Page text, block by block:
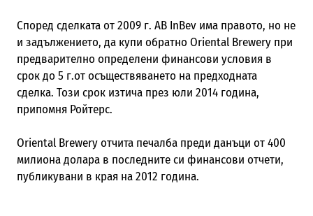
Според сделката от 2009 г. AB InBev има правото, но не
и задължението, да купи обратно Oriental Brewery при
предварително определени финансови условия в
срок до 5 г.от осъществяването на предходната
сделка. Този срок изтича през юли 2014 година,
припомня Ройтерс.
Oriental Brewery отчита печалба преди данъци от 400
милиона долара в последните си финансови отчети,
публикувани в края на 2012 година.